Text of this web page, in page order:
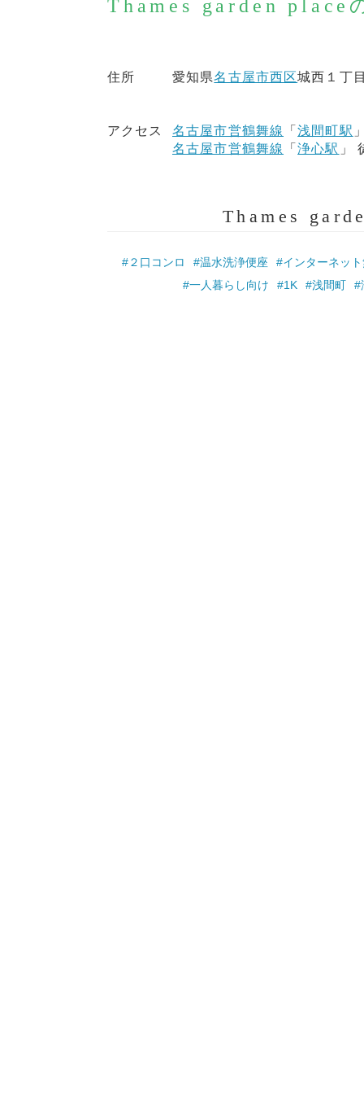
Thames garden place
住所 愛知県名古屋市西区城西１丁
アクセス 名古屋市営鶴舞線 「浅間町駅
名古屋市営鶴舞線
「浄心駅 」
Thames
#２口コンロ #温水洗浄便座
#インターネッ
#一人暮らし向け
#1K #浅間町 #